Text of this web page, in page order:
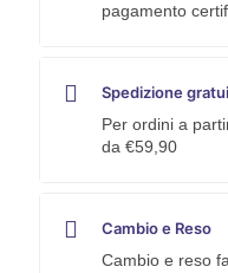
pagamento
Spedizione
Per ordini a
da €59,90
Cambio e Reso
Cambio e reso